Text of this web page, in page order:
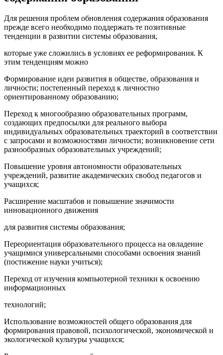
Для решения проблем обновления содержания образования
прежде всего необходимо поддержать те позитивные
тенденции в развитии системы образования,
которые уже сложились в условиях ее реформирования. К
этим тенденциям можно
Формирование идеи развития в обществе, образования и
личности; постепенный переход к личностно
ориентированному образованию;
Переход к многообразию образовательных программ,
создающих предпосылки для реального выбора
индивидуальных образовательных траекторий в соответствии
с запросами и возможностями личности; возникновение сети
разнообразных образовательных учреждений;
Повышение уровня автономности образовательных
учреждений, развитие академических свобод педагогов и
учащихся;
Расширение масштабов и повышение значимости
инновационного движения
для развития системы образования;
Переориентация образовательного процесса на овладение
учащимися универсальными способами освоения знаний
(постижение науки учиться);
Переход от изучения компьютерной техники к освоению
информационных
технологий;
Использование возможностей общего образования для
формирования правовой, психологической, экономической и
экологической культуры учащихся;